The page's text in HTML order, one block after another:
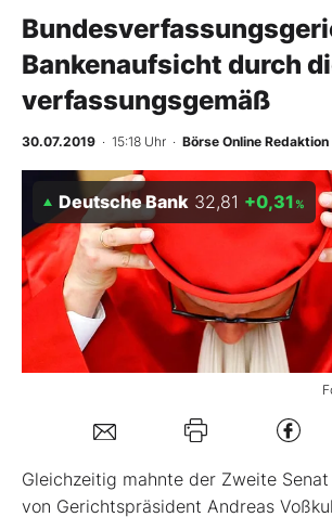
Anlageprodukte
Finanz-Check
BO-Musterdepots
Experten
Mein B:O
Mein Konto
Folgen Sie uns
Kontakt
Bankenaufsicht durch
verfassungsgemäß
30.07.2019 · 15:18 Uhr · Börse Online Redaktion
Deutsche Bank 32,81 +0,31 %
Gleichzeitig mahnte der Zweite
von Gerichtspräsident Andreas